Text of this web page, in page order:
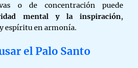
o de concentración puede
mental y la inspiración,
espíritu en armonía.
el Palo Santo